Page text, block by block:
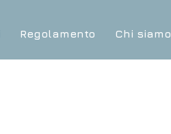
Regolamento Chi siamo